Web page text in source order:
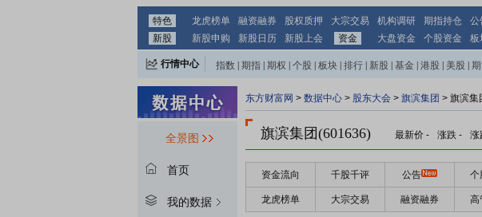
特色 龙虎榜单 融资融券 股权质押 大宗交易 机构调研 期指持仓 公
新股
新股申购 新股日历 新股上会 资金 大盘资金 个股资金 板
行情中心 指数 期指 期权 个股 板块 排行 新股 基金 港股 美股
全景图
首页
我的数据
东方财富网 > 数据中心 > 股东大会 > 旗滨集团 > 旗滨集
旗滨集团(601636) 最新价 - 涨跌 - 涨
资金流向 千股千评 公告 个
龙虎榜单 大宗交易 融资融券 高